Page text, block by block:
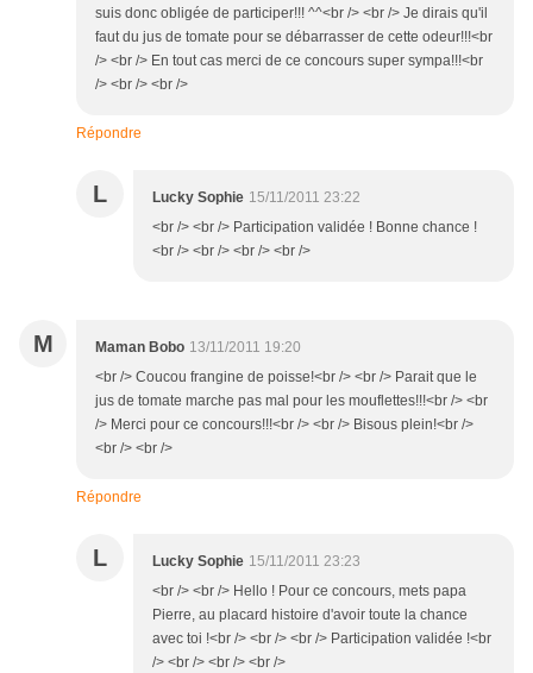
suis donc obligée de participer!!! ^^<br /> <br /> Je dirais qu'il
faut du jus de tomate pour se débarrasser de cette odeur!!!<br
/> <br /> En tout cas merci de ce concours super sympa!!!<br
/> <br /> <br />
Répondre
L Lucky Sophie 15/11/2011 23:22
<br /> <br /> Participation validée ! Bonne chance !
<br /> <br /> <br /> <br />
M Maman Bobo 13/11/2011 19:20
<br /> Coucou frangine de poisse!<br /> <br /> Parait que le
jus de tomate marche pas mal pour les mouflettes!!!<br /> <br
/> Merci pour ce concours!!!<br /> <br /> Bisous plein!<br />
<br /> <br />
Répondre
L Lucky Sophie 15/11/2011 23:23
<br /> <br /> Hello ! Pour ce concours, mets papa
Pierre, au placard histoire d'avoir toute la chance
avec toi !<br /> <br /> <br /> Participation validée !<br
/> <br /> <br /> <br />